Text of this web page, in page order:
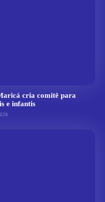
cria comitê para
e infantis